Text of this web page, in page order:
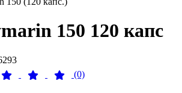
150 120 капс
(0)